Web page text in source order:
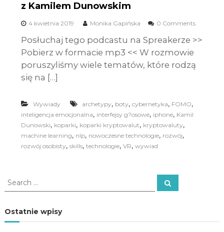
z Kamilem Dunowskim
4 kwietnia 2019 Monika Gapińska 0 Comments
Posłuchaj tego podcastu na Spreakerze >>
Pobierz w formacie mp3 << W rozmowie
poruszyliśmy wiele tematów, które rodzą
się na […]
Wywiady archetypy, boty, cybernetyka, FOMO,
inteligencja emocjonalna, interfejsy g?osowe, iphone, Kamil
Dunowski, koparki, koparki kryptowalut, kryptowaluty,
machine learning, nlp, nowoczesne technologie, rozwój,
rozwój osobisty, skills, technologie, VR, wywiad
S
e
r
c
S
e
Ostatnie wpisy